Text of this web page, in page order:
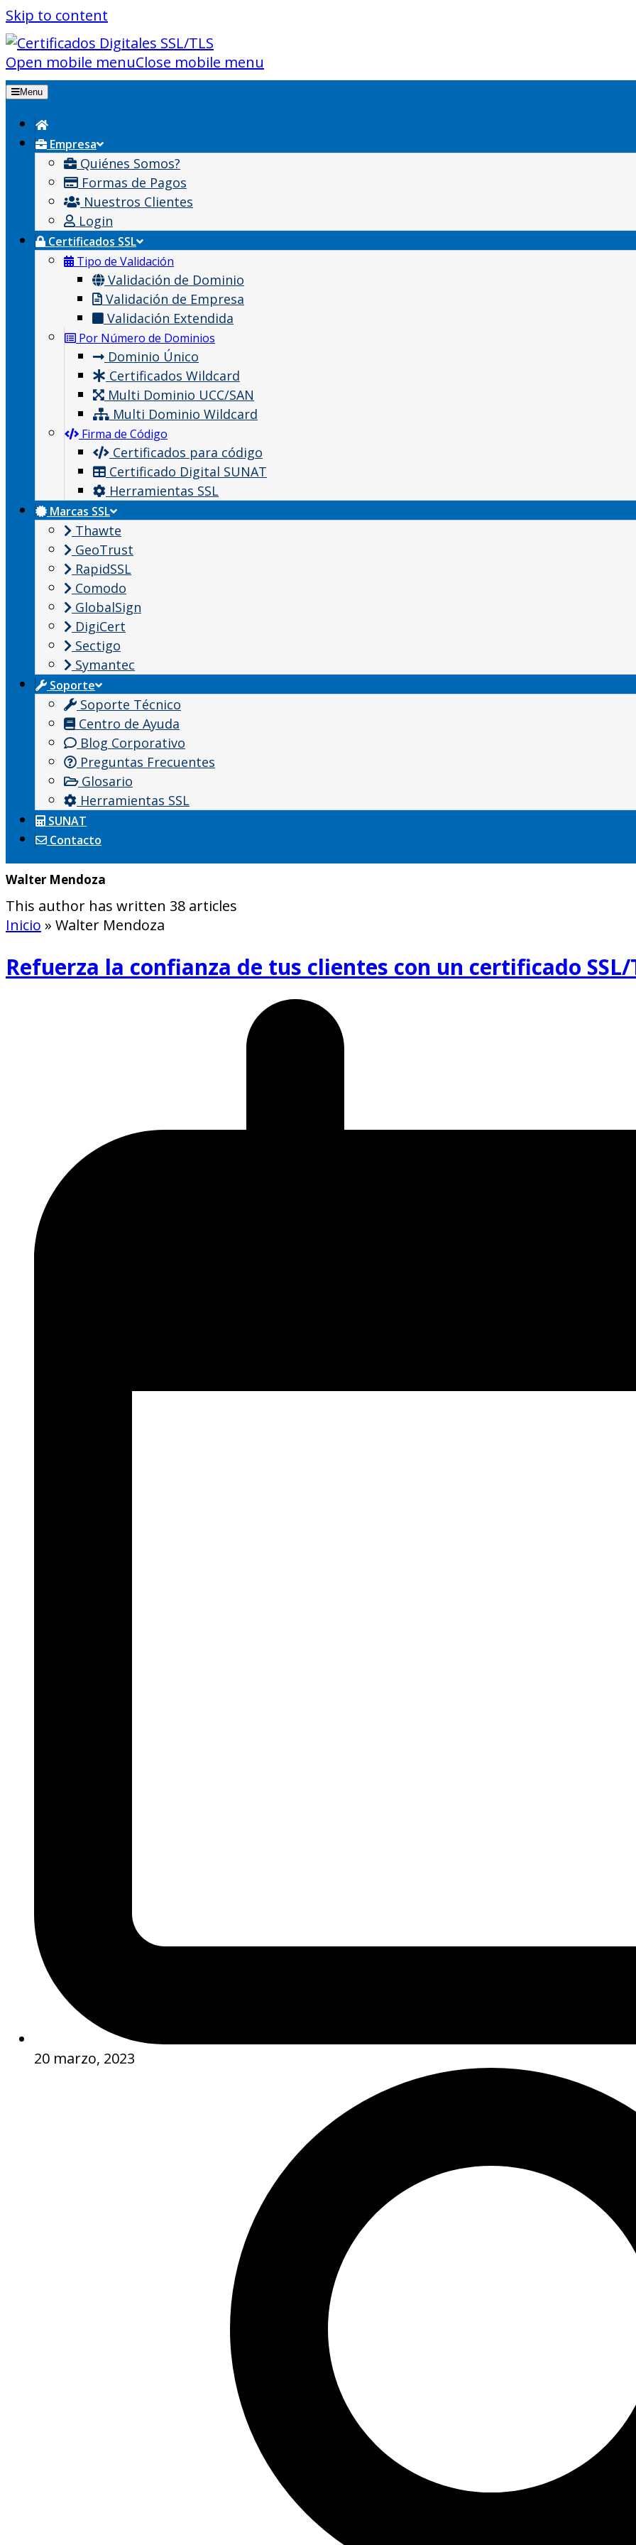
Skip to content
Open mobile menuClose mobile menu
Menu
Empresa
Quiénes Somos?
Formas de Pagos
Nuestros Clientes
Login
Certificados SSL
Tipo de Validación
Validación de Dominio
Validación de Empresa
Validación Extendida
Por Número de Dominios
Dominio Único
Certificados Wildcard
Multi Dominio UCC/SAN
Multi Dominio Wildcard
Firma de Código
Certificados para código
Certificado Digital SUNAT
Herramientas SSL
Marcas SSL
Thawte
GeoTrust
RapidSSL
Comodo
GlobalSign
DigiCert
Sectigo
Symantec
Soporte
Soporte Técnico
Centro de Ayuda
Blog Corporativo
Preguntas Frecuentes
Glosario
Herramientas SSL
SUNAT
Contacto
Walter Mendoza
This author has written 38 articles
Inicio » Walter Mendoza
Refuerza la confianza de tus clientes con un certificado SSL/
20 marzo, 2023